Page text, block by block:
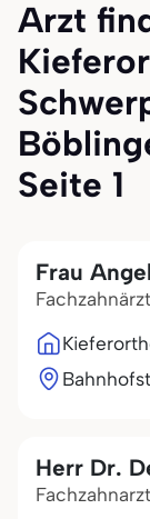
Arzt
Seite 1
Frau
Herr Dr.